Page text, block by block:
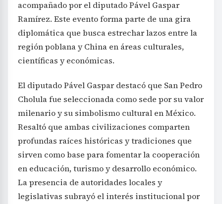
acompañado por el diputado Pável Gaspar
Ramírez. Este evento forma parte de una gira
diplomática que busca estrechar lazos entre la
región poblana y China en áreas culturales,
científicas y económicas.
El diputado Pável Gaspar destacó que San Pedro
Cholula fue seleccionada como sede por su valor
milenario y su simbolismo cultural en México.
Resaltó que ambas civilizaciones comparten
profundas raíces históricas y tradiciones que
sirven como base para fomentar la cooperación
en educación, turismo y desarrollo económico.
La presencia de autoridades locales y
legislativas subrayó el interés institucional por